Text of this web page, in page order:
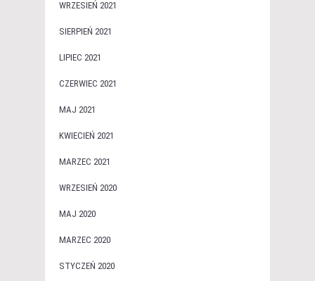
WRZESIEŃ 2021
SIERPIEŃ 2021
LIPIEC 2021
CZERWIEC 2021
MAJ 2021
KWIECIEŃ 2021
MARZEC 2021
WRZESIEŃ 2020
MAJ 2020
MARZEC 2020
STYCZEŃ 2020